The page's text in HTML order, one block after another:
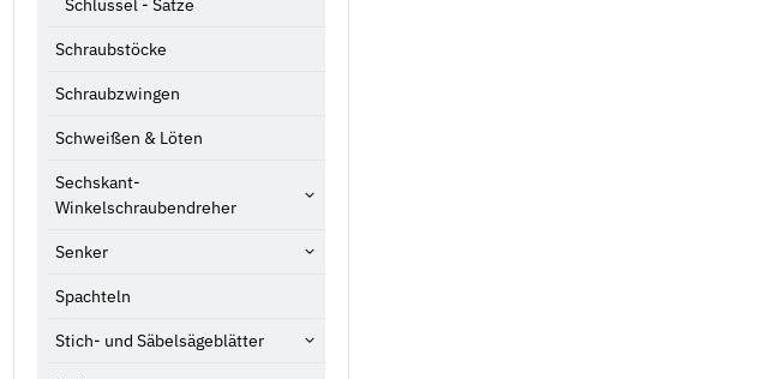
Schlüssel - Sätze
Schraubstöcke
Schraubzwingen
Schweißen & Löten
Sechskant-
Winkelschraubendreher
Senker
Spachteln
Stich- und Säbelsägeblätter